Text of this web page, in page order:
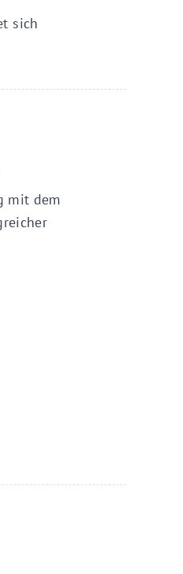
sich
mit dem